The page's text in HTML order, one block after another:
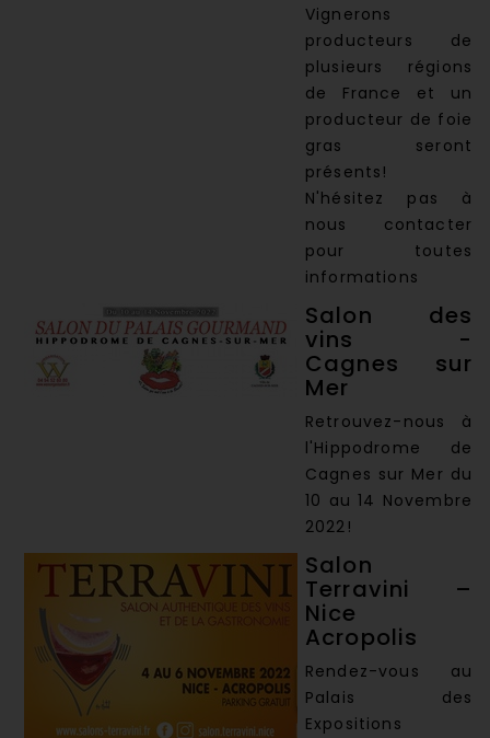
Vignerons
producteurs de
plusieurs régions
de France et un
producteur de foie
gras seront
présents!
N'hésitez pas à
nous contacter
pour toutes
informations
Salon des
vins -
Cagnes sur
Mer
Retrouvez-nous à
l'Hippodrome de
Cagnes sur Mer du
10 au 14 Novembre
2022!
Salon
Terravini –
Nice
Acropolis
Rendez-vous au
Palais des
Expositions